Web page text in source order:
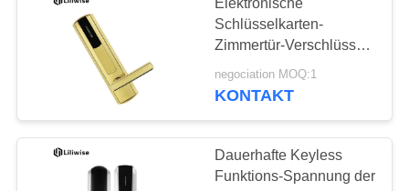
Wohnungs-
Türschlösser
Elektronische
Schlüsselkarten-
Zimmertür-Verschlüsse
für intelligentes Hotel-
Türschloss-System
negociation MOQ:1
KONTAKT
Dauerhafte Keyless
Funktions-Spannung der